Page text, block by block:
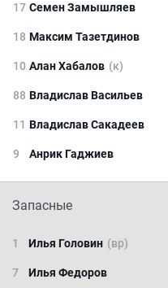
17 Семен Замышляев
18 Максим Тазетдинов
10 Алан Хабалов (к)
88 Владислав Васильев
11 Владислав Сакадеев
9 Анрик Гаджиев
Запасные
1 Илья Головин (вр)
7 Илья Федоров